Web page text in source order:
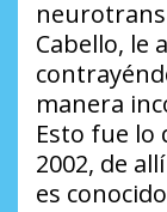
Cabello, le
manera
Esto fue lo
2002, de
es